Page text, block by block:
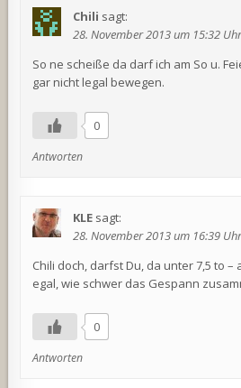
Chili sagt:
28. November 2013 um 15:32
So ne scheiße da darf ich am So u.
gar nicht legal bewegen.
0
Antworten
KLE sagt:
28. November 2013 um 16:39
Chili doch, darfst Du, da unter 7,5 to
egal, wie schwer das Gespann
0
Antworten